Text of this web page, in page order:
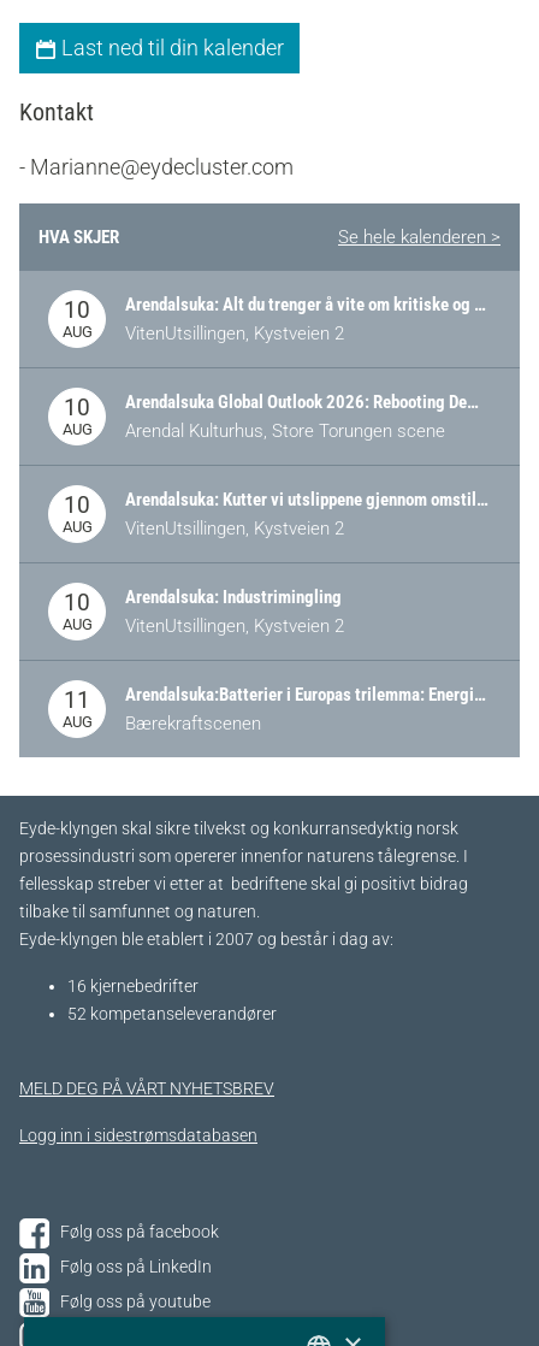
Last ned til din kalender
Kontakt
- Marianne@eydecluster.com
HVA SKJER Se hele kalenderen >
10
AUG
Arendalsuka: Alt du trenger å vite om kritiske og strategiske verdikjeder i Norge
VitenUtsillingen, Kystveien 2
10
AUG
Arendalsuka Global Outlook 2026: Rebooting Democracy for a New World Order
Arendal Kulturhus, Store Torungen scene
10
AUG
Arendalsuka: Kutter vi utslippene gjennom omstilling – eller tap av industri?
VitenUtsillingen, Kystveien 2
10
AUG
Arendalsuka: Industrimingling
VitenUtsillingen, Kystveien 2
11
AUG
Arendalsuka:Batterier i Europas trilemma: Energisikkerhet, konkurransekraft og bærekraft (Battery Norway-arrangement)
Bærekraftscenen
Eyde-klyngen skal sikre tilvekst og konkurransedyktig norsk
prosessindustri som opererer innenfor naturens tålegrense. I
fellesskap streber vi etter at bedriftene skal gi positivt bidrag
tilbake til samfunnet og naturen.
Eyde-klyngen ble etablert i 2007 og består i dag av:
16 kjernebedrifter​
52 kompetanseleverandører
MELD DEG PÅ VÅRT NYHETSBREV
Logg inn i sidestrømsdatabasen
Følg oss på facebook
Følg oss på LinkedIn
Følg oss på youtube